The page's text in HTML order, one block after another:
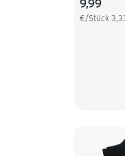
9,99
€/Stück